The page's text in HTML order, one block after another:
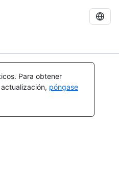
Para obtener
póngase